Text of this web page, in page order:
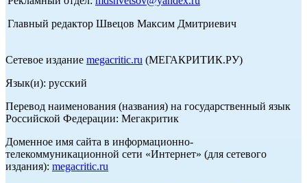
Главный редактор Швецов Максим Дмитриевич
Сетевое издание megacritic.ru (МЕГАКРИТИК.РУ)
Язык(и): русский
Перевод наименования (названия) на государственный язык
Российской Федерации: Мегакритик
Доменное имя сайта в информационно-
телекоммуникационной сети «Интернет» (для сетевого
издания): megacritic.ru